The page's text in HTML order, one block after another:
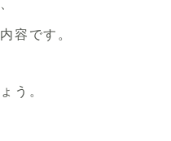
容です。
う。